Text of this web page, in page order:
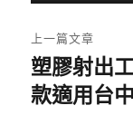
章
導
上一篇文章
上
一
塑膠射出
款適用台